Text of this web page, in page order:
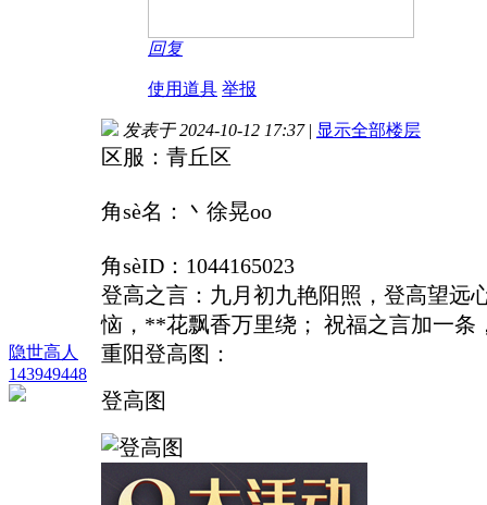
回复
使用道具 举报
隐世高人
143949448
发表于 2024-10-12 17:37 | 显示全部楼层
区服：青丘区
角sè名：丶徐晃oo
角sèID：1044165023
登高之言：九月初九艳阳照，登高望远
恼，**花飘香万里绕； 祝福之言加一条
重阳登高图：
登高图